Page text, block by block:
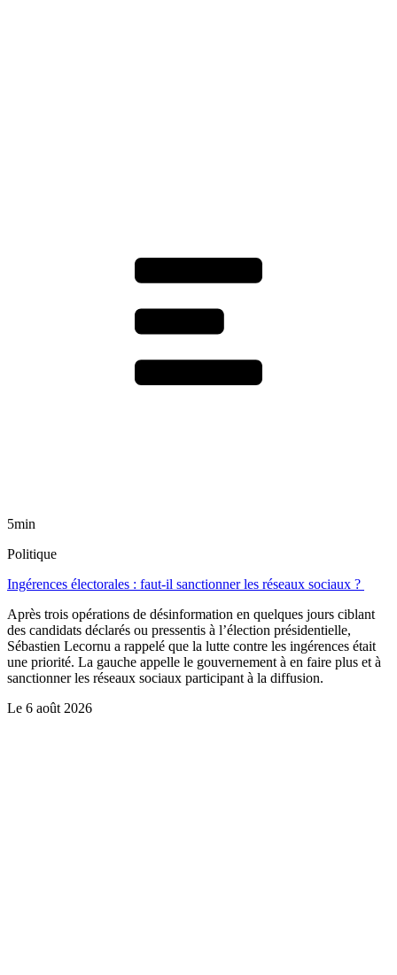
5min
Politique
Ingérences électorales : faut-il sanctionner les réseaux sociaux ?
Après trois opérations de désinformation en quelques jours ciblant
des candidats déclarés ou pressentis à l’élection présidentielle,
Sébastien Lecornu a rappelé que la lutte contre les ingérences était
une priorité. La gauche appelle le gouvernement à en faire plus et à
sanctionner les réseaux sociaux participant à la diffusion.
Le 6 août 2026